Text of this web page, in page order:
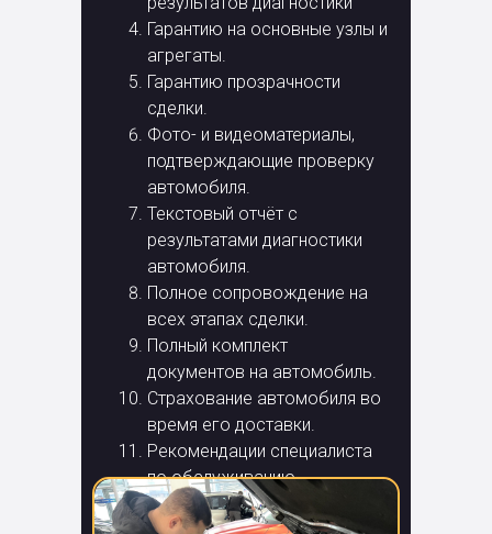
Гарантию на основные узлы и
агрегаты.
Гарантию прозрачности
сделки.
Фото- и видеоматериалы,
подтверждающие проверку
автомобиля.
Текстовый отчёт с
результатами диагностики
автомобиля.
Полное сопровождение на
всех этапах сделки.
Полный комплект
документов на автомобиль.
Страхование автомобиля во
время его доставки.
Рекомендации специалиста
по обслуживанию
автомобиля.